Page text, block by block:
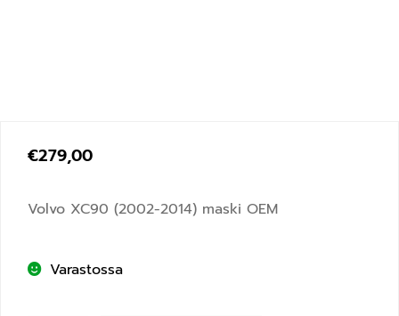
€279,00
Volvo XC90 (2002-2014) maski OEM
Varastossa